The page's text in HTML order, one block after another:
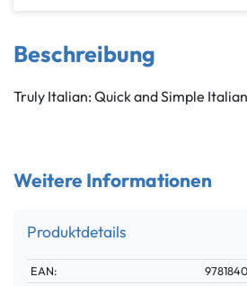
Beschreibung
Truly Italian: Quick and Simple Italian
Weitere Informationen
Produktdetails
Technisches
Wert
EAN: